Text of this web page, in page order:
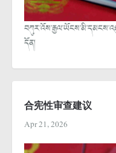
དོན།
合宪性审查建议
Apr 21, 2026